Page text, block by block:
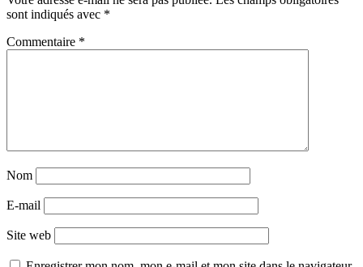
sont indiqués avec *
Commentaire *
Nom
E-mail
Site web